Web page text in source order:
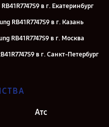
в г. Екатеринбург
RB41R7747S9 в г. Казань
RB41R7747S9 в г. Москва
в г. Санкт-Петербург
Атс